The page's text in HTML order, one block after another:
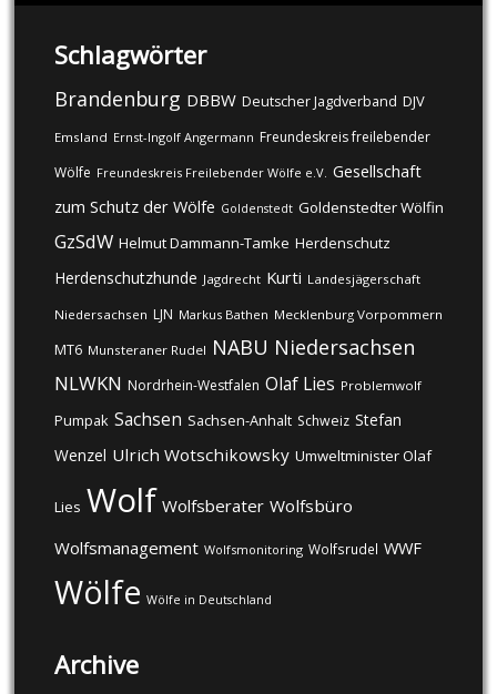
Schlagwörter
Brandenburg DBBW Deutscher Jagdverband DJV
Emsland Ernst-Ingolf Angermann Freundeskreis freilebender
Wölfe Freundeskreis Freilebender Wölfe e.V. Gesellschaft
zum Schutz der Wölfe Goldenstedt Goldenstedter Wölfin
GzSdW Helmut Dammann-Tamke Herdenschutz
Herdenschutzhunde Jagdrecht Kurti Landesjägerschaft
Niedersachsen LJN Markus Bathen Mecklenburg Vorpommern
MT6 Munsteraner Rudel NABU Niedersachsen
NLWKN Nordrhein-Westfalen Olaf Lies Problemwolf
Pumpak Sachsen Sachsen-Anhalt Schweiz Stefan
Wenzel Ulrich Wotschikowsky Umweltminister Olaf
Lies Wolf Wolfsberater Wolfsbüro
Wolfsmanagement Wolfsmonitoring Wolfsrudel WWF
Wölfe Wölfe in Deutschland
Archive